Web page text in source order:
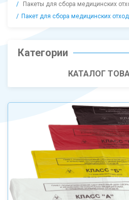
Пакеты для сбора медицинских
Пакет для сбора медицинских
Категории
КАТАЛОГ